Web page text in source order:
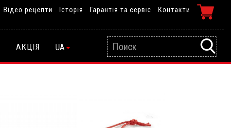
Відео рецепти Історія Гарантія та сервіс Контакти
UA
АКЦІЯ